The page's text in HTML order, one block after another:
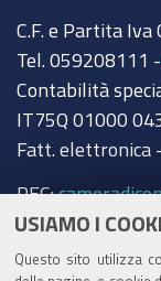
USIAMO I
Questo sito utilizza
C.F. e Partita
Tel. 059208111 -
Contabilità
IT75Q 01000
Fatt. elettronica -
PEC:
Trasparenza